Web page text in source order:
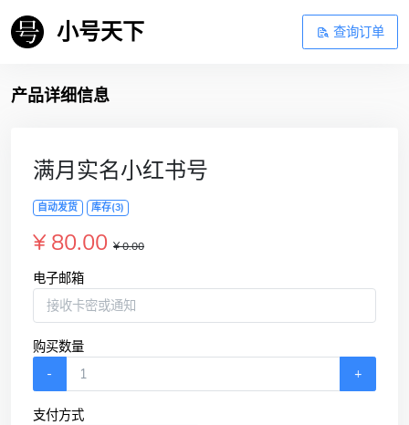
小号天下 查询订单
产品详细信息
满月实名小红书号
自动发货 库存(3)
¥ 80.00 ¥ 0.00
电子邮箱
购买数量
-
+
支付方式